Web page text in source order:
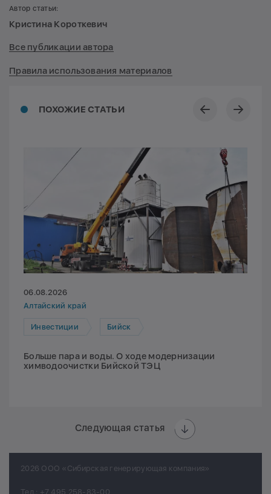
ПОХОЖИЕ СТАТЬИ
06.08.2026
Алтайский край
Инвестиции Бийск
Больше пара и воды. О ходе модернизации
химводоочистки Бийской ТЭЦ
Следующая статья
Автор статьи:
Кристина Короткевич
Все публикации автора
Правила использования материалов
2026 ООО «Сибирская генерирующая компания»
Тел.: +7 495 258-83-00